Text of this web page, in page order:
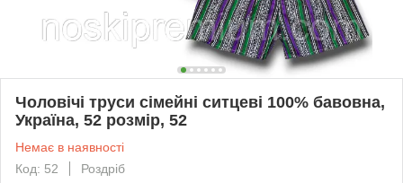
Чоловічі труси сімейні ситцеві 100% бавовна,
Україна, 52 розмір, 52
Немає в наявності
Код: 52
Роздріб